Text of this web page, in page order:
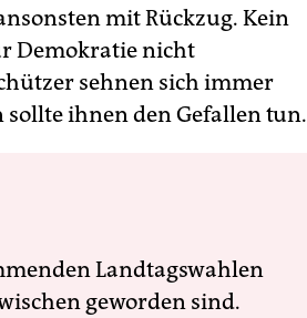
mit Rückzug. Kein
Demokratie nicht
sehnen sich immer
ihnen den Gefallen tun.
Landtagswahlen
geworden sind.